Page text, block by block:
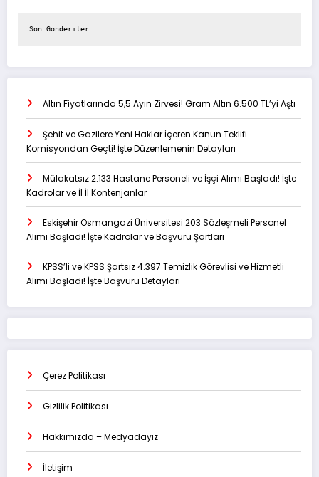
Son Gönderiler
Altın Fiyatlarında 5,5 Ayın Zirvesi! Gram Altın 6.500 TL’yi Aştı
Şehit ve Gazilere Yeni Haklar İçeren Kanun Teklifi
Komisyondan Geçti! İşte Düzenlemenin Detayları
Mülakatsız 2.133 Hastane Personeli ve İşçi Alımı Başladı! İşte
Kadrolar ve İl İl Kontenjanlar
Eskişehir Osmangazi Üniversitesi 203 Sözleşmeli Personel
Alımı Başladı! İşte Kadrolar ve Başvuru Şartları
KPSS’li ve KPSS Şartsız 4.397 Temizlik Görevlisi ve Hizmetli
Alımı Başladı! İşte Başvuru Detayları
Çerez Politikası
Gizlilik Politikası
Hakkımızda – Medyadayız
İletişim